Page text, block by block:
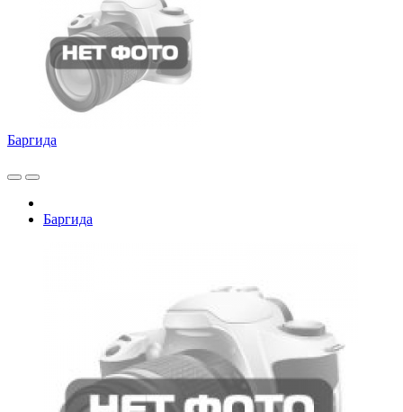
Баргида
Баргида